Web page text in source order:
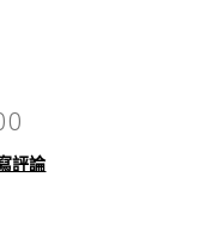
評論